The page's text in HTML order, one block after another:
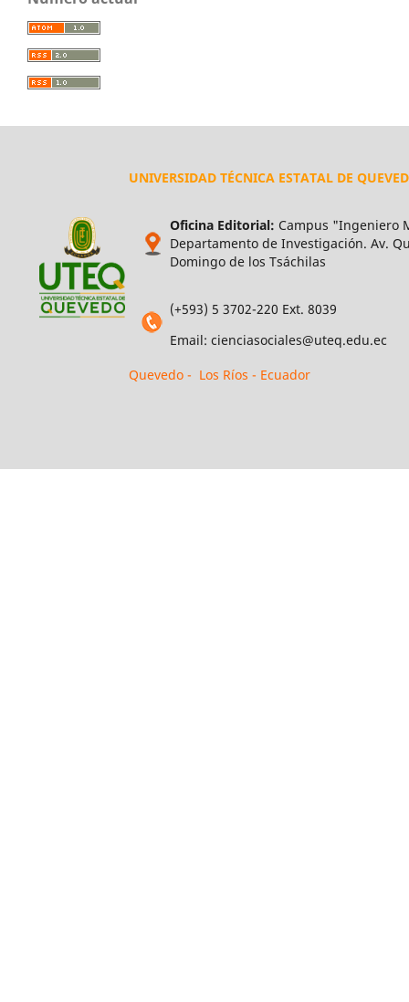
UNIVERSIDAD TÉCNICA ESTATAL DE
Oficina Editorial: Campus "Ingeniero
Departamento de Investigación. Av.
Domingo de los Tsáchilas
(+593) 5 3702-220 Ext. 8039
Email: cienciasociales@uteq.edu.ec
Quevedo - Los Ríos - Ecuador